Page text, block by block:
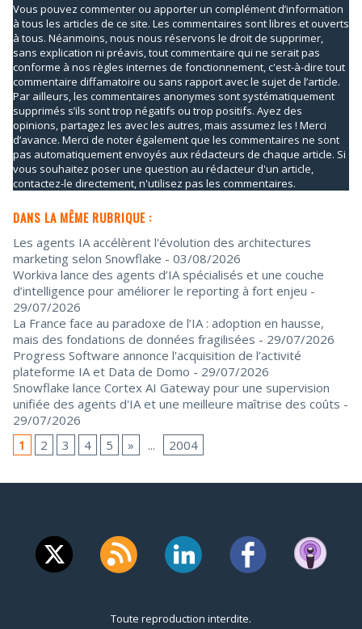
Vous pouvez commenter ou apporter un complément d’information
à tous les articles de ce site. Les commentaires sont libres et ouverts
à tous. Néanmoins, nous nous réservons le droit de supprimer,
sans explication ni préavis, tout commentaire qui ne serait pas
conforme à nos règles internes de fonctionnement, c'est-à-dire tout
commentaire diffamatoire ou sans rapport avec le sujet de l’article.
Par ailleurs, les commentaires anonymes sont systématiquement
supprimés s’ils sont trop négatifs ou trop positifs. Ayez des
opinions, partagez les avec les autres, mais assumez les ! Merci
d’avance. Merci de noter également que les commentaires ne sont
pas automatiquement envoyés aux rédacteurs de chaque article. Si
vous souhaitez poser une question au rédacteur d'un article,
contactez-le directement, n'utilisez pas les commentaires.
DANS LA MÊME RUBRIQUE :
Les agents IA accélèrent l'évolution des architectures
marketing selon Snowflake - 03/08/2026
Workiva lance des agents d’IA spécialisés et une couche
d’intelligence pour améliorer le reporting à fort enjeu -
29/07/2026
La France face au paradoxe de l’IA : adoption en hausse,
mais des fondations de données fragilisées - 29/07/2026
Progress Software annonce l'acquisition de l’activité
plateforme IA et Data de Domo - 29/07/2026
Snowflake lance Cortex AI Gateway pour une supervision
unifiée des agents d'IA et une meilleure maîtrise des coûts -
29/07/2026
1
2 3 4 5 » ... 2004
Toute reproduction interdite.